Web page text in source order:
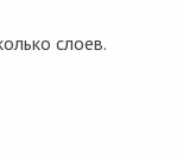
слоев.